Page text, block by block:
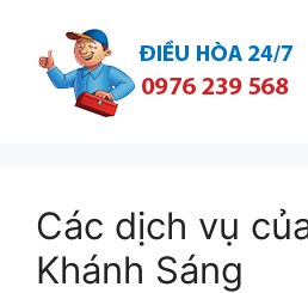
Các dịch vụ
Khánh Sáng